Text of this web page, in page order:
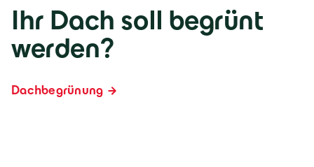
Ihr Dach soll begrünt
werden?
Dachbegrünung